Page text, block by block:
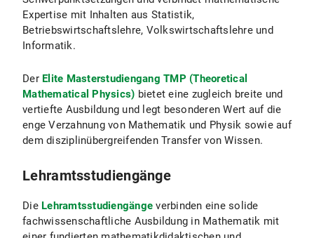
Expertise mit Inhalten aus Statistik,
Betriebswirtschaftslehre, Volkswirtschaftslehre und
Informatik.
Der Elite Masterstudiengang TMP (Theoretical
Mathematical Physics) bietet eine zugleich breite und
vertiefte Ausbildung und legt besonderen Wert auf die
enge Verzahnung von Mathematik und Physik sowie auf
dem disziplinübergreifenden Transfer von Wissen.
Lehramtsstudiengänge
Die Lehramtsstudiengängeverbinden eine solide
fachwissenschaftliche Ausbildung in Mathematik mit